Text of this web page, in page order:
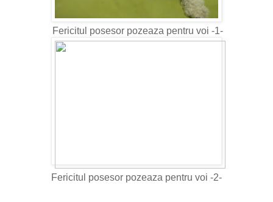
Fericitul posesor pozeaza pentru voi -1-
Fericitul posesor pozeaza pentru voi -2-